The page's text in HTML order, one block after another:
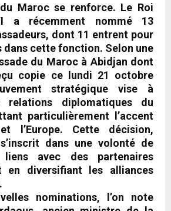
Maroc se renforce. Le Roi
a récemment nommé 13
dont 11 entrent pour
dans cette fonction. Selon une
du Maroc à Abidjan dont
copie ce lundi 21 octobre
stratégique vise à
relations diplomatiques du
particulièrement l’accent
l’Europe. Cette décision,
dans une volonté de
avec des partenaires
en diversifiant les alliances
nominations, l’on note